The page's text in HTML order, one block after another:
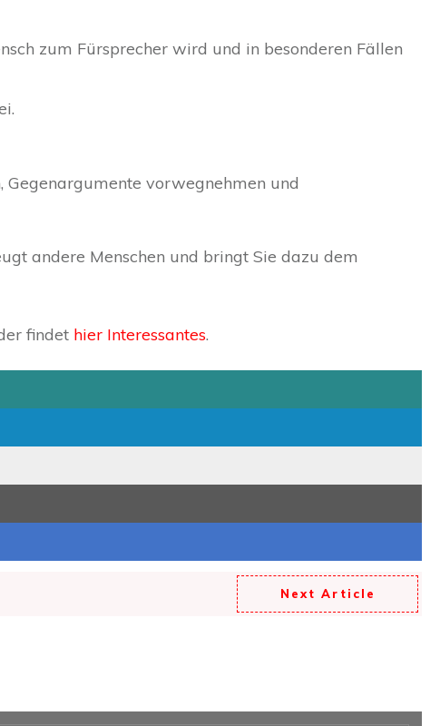
zum Fürsprecher wird und in besonderen Fällen
Gegenargumente vorwegnehmen und
andere Menschen und bringt Sie dazu dem
findet hier Interessantes.
Next Article